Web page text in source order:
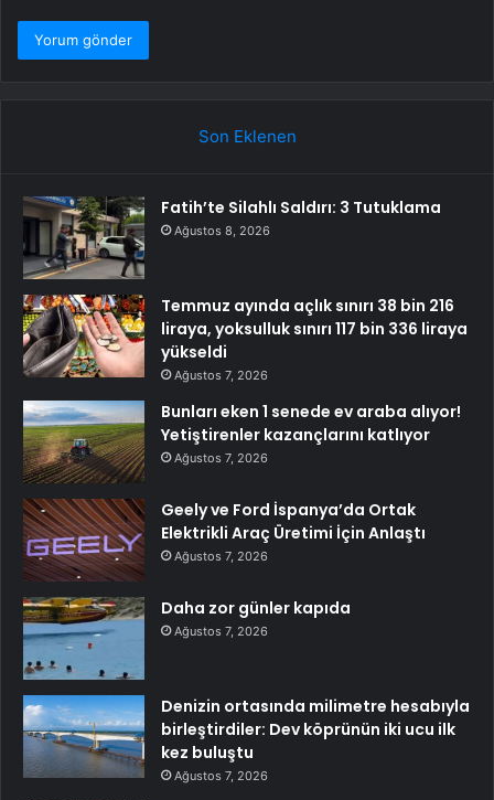
Son Eklenen
Fatih’te Silahlı Saldırı: 3 Tutuklama
Ağustos 8, 2026
Temmuz ayında açlık sınırı 38 bin 216
liraya, yoksulluk sınırı 117 bin 336 liraya
yükseldi
Ağustos 7, 2026
Bunları eken 1 senede ev araba alıyor!
Yetiştirenler kazançlarını katlıyor
Ağustos 7, 2026
Geely ve Ford İspanya’da Ortak
Elektrikli Araç Üretimi İçin Anlaştı
Ağustos 7, 2026
Daha zor günler kapıda
Ağustos 7, 2026
Denizin ortasında milimetre hesabıyla
birleştirdiler: Dev köprünün iki ucu ilk
kez buluştu
Ağustos 7, 2026